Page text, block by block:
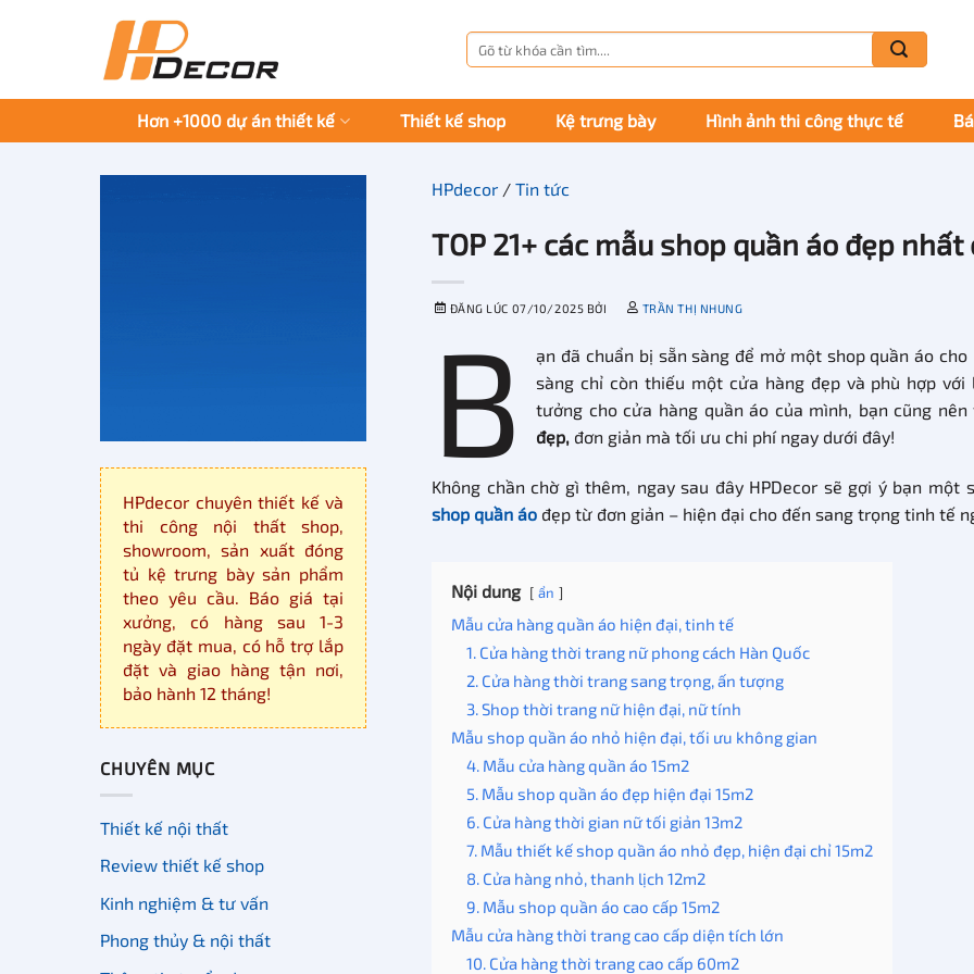
dung
Tìm
kiếm:
Hơn +1000 dự án thiết kế Thiết kế shop Kệ trưng bày Hình ảnh thi công thực tế
HPdecor chuyên thiết kế và
thi công nội thất shop,
showroom, sản xuất đóng
tủ kệ trưng bày sản phẩm
theo yêu cầu. Báo giá tại
xưởng, có hàng sau 1-3
ngày đặt mua, có hỗ trợ lắp
đặt và giao hàng tận nơi,
bảo hành 12 tháng!
CHUYÊN MỤC
Thiết kế nội thất
Review thiết kế shop
Kinh nghiệm & tư vấn
Phong thủy & nội thất
HPdecor / Tin tức
TOP 21+ các mẫu shop quần áo đẹp
ĐĂNG LÚC 07/10/2025 BỞI TRẦN THỊ NHUNG
B
ạn đã chuẩn bị sẵn sàng để mở một shop quần áo
sàng chỉ còn thiếu một cửa hàng đẹp và phù hợp
tưởng cho cửa hàng quần áo của mình, bạn cũng
đẹp, đơn giản mà tối ưu chi phí ngay dưới đây!
Không chần chờ gì thêm, ngay sau đây HPDecor sẽ gợi ý bạn
shop quần áo đẹp từ đơn giản – hiện đại cho đến sang trọng tinh tế
Nội dung ẩn
Mẫu cửa hàng quần áo hiện đại, tinh tế
1. Cửa hàng thời trang nữ phong cách Hàn Quốc
2. Cửa hàng thời trang sang trọng, ấn tượng
3. Shop thời trang nữ hiện đại, nữ tính
Mẫu shop quần áo nhỏ hiện đại, tối ưu không gian
4. Mẫu cửa hàng quần áo 15m2
5. Mẫu shop quần áo đẹp hiện đại 15m2
6. Cửa hàng thời gian nữ tối giản 13m2
7. Mẫu thiết kế shop quần áo nhỏ đẹp, hiện đại chỉ 15m2
8. Cửa hàng nhỏ, thanh lịch 12m2
9. Mẫu shop quần áo cao cấp 15m2
Mẫu cửa hàng thời trang cao cấp diện tích lớn
10. Cửa hàng thời trang cao cấp 60m2